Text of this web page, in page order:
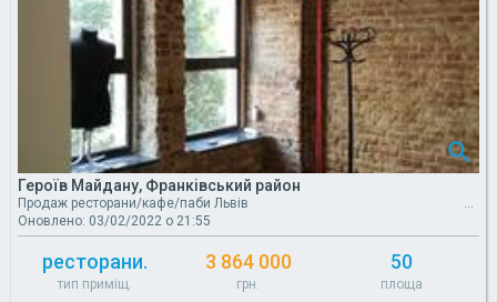
Героїв Майдану, Франківський район
Продаж ресторани/кафе/паби Львів
Оновлено: 03/02/2022 о 21:55
ресторани.
тип приміщ.
3 864 000
грн.
50
площа